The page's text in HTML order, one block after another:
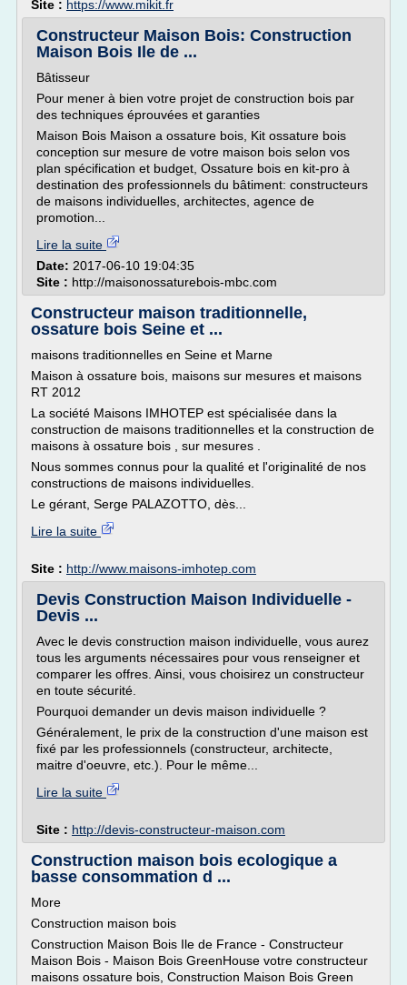
Site : https://www.mikit.fr
Constructeur Maison Bois: Construction
Maison Bois Ile de ...
Bâtisseur
Pour mener à bien votre projet de construction bois par
des techniques éprouvées et garanties
Maison Bois Maison a ossature bois, Kit ossature bois
conception sur mesure de votre maison bois selon vos
plan spécification et budget, Ossature bois en kit-pro à
destination des professionnels du bâtiment: constructeurs
de maisons individuelles, architectes, agence de
promotion...
Lire la suite
Date: 2017-06-10 19:04:35
Site : http://maisonossaturebois-mbc.com
Constructeur maison traditionnelle,
ossature bois Seine et ...
maisons traditionnelles en Seine et Marne
Maison à ossature bois, maisons sur mesures et maisons
RT 2012
La société Maisons IMHOTEP est spécialisée dans la
construction de maisons traditionnelles et la construction de
maisons à ossature bois , sur mesures .
Nous sommes connus pour la qualité et l'originalité de nos
constructions de maisons individuelles.
Le gérant, Serge PALAZOTTO, dès...
Lire la suite
Site : http://www.maisons-imhotep.com
Devis Construction Maison Individuelle -
Devis ...
Avec le devis construction maison individuelle, vous aurez
tous les arguments nécessaires pour vous renseigner et
comparer les offres. Ainsi, vous choisirez un constructeur
en toute sécurité.
Pourquoi demander un devis maison individuelle ?
Généralement, le prix de la construction d'une maison est
fixé par les professionnels (constructeur, architecte,
maitre d'oeuvre, etc.). Pour le même...
Lire la suite
Site : http://devis-constructeur-maison.com
Construction maison bois ecologique a
basse consommation d ...
More
Construction maison bois
Construction Maison Bois Ile de France - Constructeur
Maison Bois - Maison Bois GreenHouse votre constructeur
maisons ossature bois, Construction Maison Bois Green